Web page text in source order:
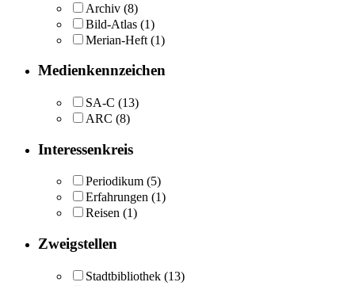
Archiv (8)
Bild-Atlas (1)
Merian-Heft (1)
Medienkennzeichen
SA-C (13)
ARC (8)
Interessenkreis
Periodikum (5)
Erfahrungen (1)
Reisen (1)
Zweigstellen
Stadtbibliothek (13)